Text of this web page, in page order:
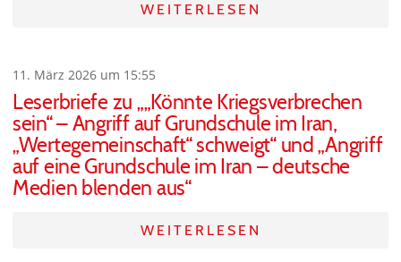
WEITERLESEN
11. März 2026 um 15:55
Leserbriefe zu „„Könnte Kriegsverbrechen
sein“ – Angriff auf Grundschule im Iran,
„Wertegemeinschaft“ schweigt“ und „Angriff
auf eine Grundschule im Iran – deutsche
Medien blenden aus“
WEITERLESEN